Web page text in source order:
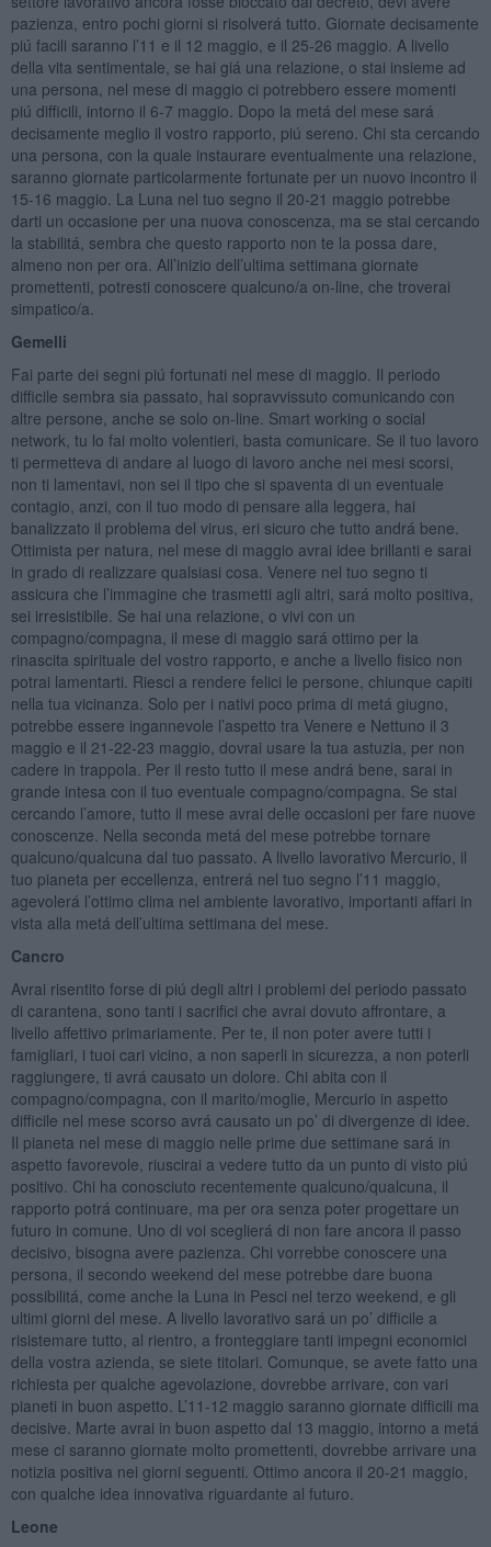
pazienza, entro pochi giorni si risolverá tutto. Giornate decisamente
piú facili saranno l’11 e il 12 maggio, e il 25-26 maggio. A livello
della vita sentimentale, se hai giá una relazione, o stai insieme ad
una persona, nel mese di maggio ci potrebbero essere momenti
piú difficili, intorno il 6-7 maggio. Dopo la metá del mese sará
decisamente meglio il vostro rapporto, piú sereno. Chi sta cercando
una persona, con la quale instaurare eventualmente una relazione,
saranno giornate particolarmente fortunate per un nuovo incontro il
15-16 maggio. La Luna nel tuo segno il 20-21 maggio potrebbe
darti un occasione per una nuova conoscenza, ma se stai cercando
la stabilitá, sembra che questo rapporto non te la possa dare,
almeno non per ora. All’inizio dell’ultima settimana giornate
promettenti, potresti conoscere qualcuno/a on-line, che troverai
simpatico/a.
Gemelli
Fai parte dei segni piú fortunati nel mese di maggio. Il periodo
difficile sembra sia passato, hai sopravvissuto comunicando con
altre persone, anche se solo on-line. Smart working o social
network, tu lo fai molto volentieri, basta comunicare. Se il tuo lavoro
ti permetteva di andare al luogo di lavoro anche nei mesi scorsi,
non ti lamentavi, non sei il tipo che si spaventa di un eventuale
contagio, anzi, con il tuo modo di pensare alla leggera, hai
banalizzato il problema del virus, eri sicuro che tutto andrá bene.
Ottimista per natura, nel mese di maggio avrai idee brillanti e sarai
in grado di realizzare qualsiasi cosa. Venere nel tuo segno ti
assicura che l’immagine che trasmetti agli altri, sará molto positiva,
sei irresistibile. Se hai una relazione, o vivi con un
compagno/compagna, il mese di maggio sará ottimo per la
rinascita spirituale del vostro rapporto, e anche a livello fisico non
potrai lamentarti. Riesci a rendere felici le persone, chiunque capiti
nella tua vicinanza. Solo per i nativi poco prima di metá giugno,
potrebbe essere ingannevole l’aspetto tra Venere e Nettuno il 3
maggio e il 21-22-23 maggio, dovrai usare la tua astuzia, per non
cadere in trappola. Per il resto tutto il mese andrá bene, sarai in
grande intesa con il tuo eventuale compagno/compagna. Se stai
cercando l’amore, tutto il mese avrai delle occasioni per fare nuove
conoscenze. Nella seconda metá del mese potrebbe tornare
qualcuno/qualcuna dal tuo passato. A livello lavorativo Mercurio, il
tuo pianeta per eccellenza, entrerá nel tuo segno l’11 maggio,
agevolerá l’ottimo clima nel ambiente lavorativo, importanti affari in
vista alla metá dell’ultima settimana del mese.
Cancro
Avrai risentito forse di piú degli altri i problemi del periodo passato
di carantena, sono tanti i sacrifici che avrai dovuto affrontare, a
livello affettivo primariamente. Per te, il non poter avere tutti i
famigliari, i tuoi cari vicino, a non saperli in sicurezza, a non poterli
raggiungere, ti avrá causato un dolore. Chi abita con il
compagno/compagna, con il marito/moglie, Mercurio in aspetto
difficile nel mese scorso avrá causato un po’ di divergenze di idee.
Il pianeta nel mese di maggio nelle prime due settimane sará in
aspetto favorevole, riuscirai a vedere tutto da un punto di visto piú
positivo. Chi ha conosciuto recentemente qualcuno/qualcuna, il
rapporto potrá continuare, ma per ora senza poter progettare un
futuro in comune. Uno di voi sceglierá di non fare ancora il passo
decisivo, bisogna avere pazienza. Chi vorrebbe conoscere una
persona, il secondo weekend del mese potrebbe dare buona
possibilitá, come anche la Luna in Pesci nel terzo weekend, e gli
ultimi giorni del mese. A livello lavorativo sará un po’ difficile a
risistemare tutto, al rientro, a fronteggiare tanti impegni economici
della vostra azienda, se siete titolari. Comunque, se avete fatto una
richiesta per qualche agevolazione, dovrebbe arrivare, con vari
pianeti in buon aspetto. L’11-12 maggio saranno giornate difficili ma
decisive. Marte avrai in buon aspetto dal 13 maggio, intorno a metá
mese ci saranno giornate molto promettenti, dovrebbe arrivare una
notizia positiva nei giorni seguenti. Ottimo ancora il 20-21 maggio,
con qualche idea innovativa riguardante al futuro.
Leone